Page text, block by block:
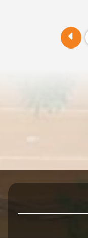
เวลาส่ง 09.00 น. –